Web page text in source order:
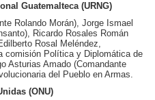
Guatemalteca (URNG)
Rolando Morán), Jorge Ismael
Ricardo Rosales Román
Rosal Meléndez,
comisión Política y Diplomática de
Asturias Amado (Comandante
del Pueblo en Armas.
(ONU)